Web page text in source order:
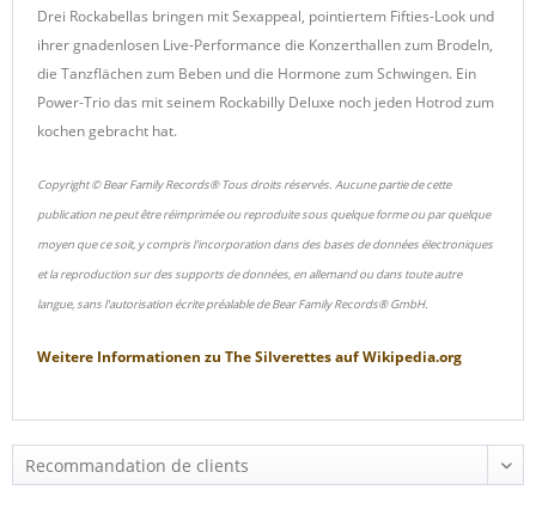
Drei Rockabellas bringen mit Sexappeal, pointiertem Fifties-Look und
ihrer gnadenlosen Live-Performance die Konzerthallen zum Brodeln,
die Tanzflächen zum Beben und die Hormone zum Schwingen. Ein
Power-Trio das mit seinem Rockabilly Deluxe noch jeden Hotrod zum
kochen gebracht hat.
Copyright © Bear Family Records® Tous droits réservés. Aucune partie de cette
publication ne peut être réimprimée ou reproduite sous quelque forme ou par quelque
moyen que ce soit, y compris l'incorporation dans des bases de données électroniques
et la reproduction sur des supports de données, en allemand ou dans toute autre
langue, sans l'autorisation écrite préalable de Bear Family Records® GmbH.
Weitere Informationen zu The SilverettesaufWikipedia.org